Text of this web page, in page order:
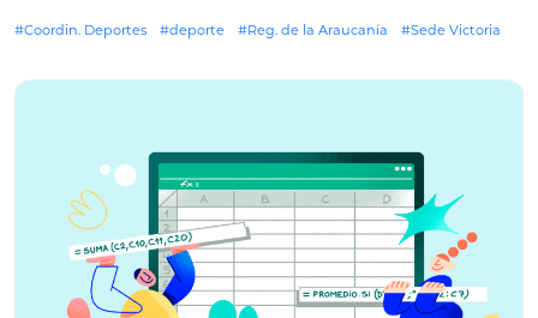
#Coordin. Deportes #deporte #Reg. de la Araucanía #Sede Victoria